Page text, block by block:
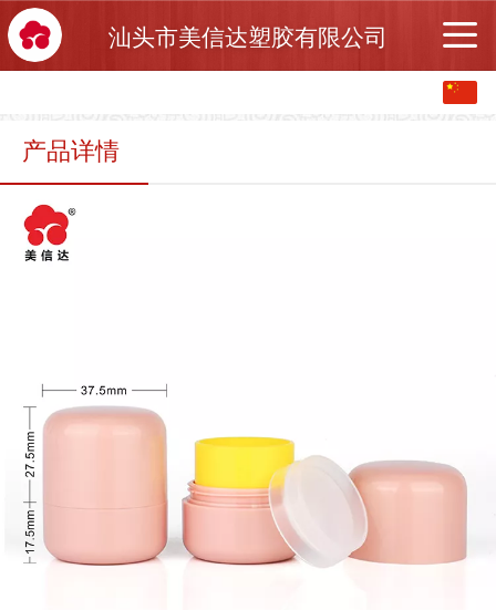
汕头市美信达塑胶有限公司
产品详情